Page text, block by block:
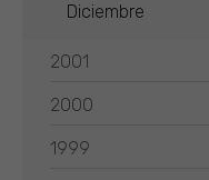
Diciembre
2001
2000
1999